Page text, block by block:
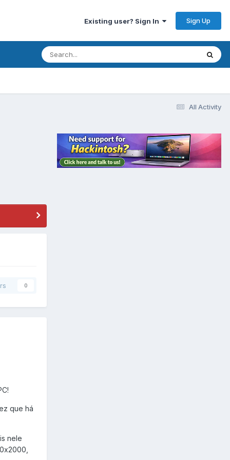
Existing user? Sign In Sign Up
All Activity
0
que há
nele